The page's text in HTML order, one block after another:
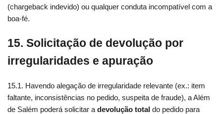
(chargeback indevido) ou qualquer conduta incompatível com a
boa-fé.
15. Solicitação de devolução por
irregularidades e apuração
15.1. Havendo alegação de irregularidade relevante (ex.: item
faltante, inconsistências no pedido, suspeita de fraude), a Além
de Salém poderá solicitar a devolução total do pedido para